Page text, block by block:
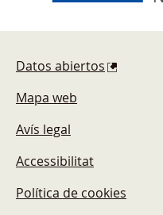
Datos abiertos
Mapa web
Avís legal
Accessibilitat
Política de cookies